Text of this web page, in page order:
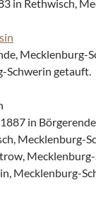
in Rethwisch,
Mecklenburg-
Schwerin getauft.
in
Mecklenburg-
Mecklenburg-